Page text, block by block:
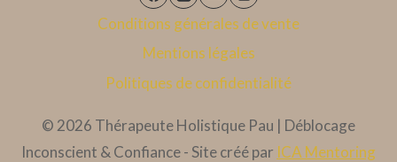
Conditions générales de vente
Mentions légales
Politiques de confidentialité
© 2026 Thérapeute Holistique Pau | Déblocage
Inconscient & Confiance - Site créé par ICA Mentoring